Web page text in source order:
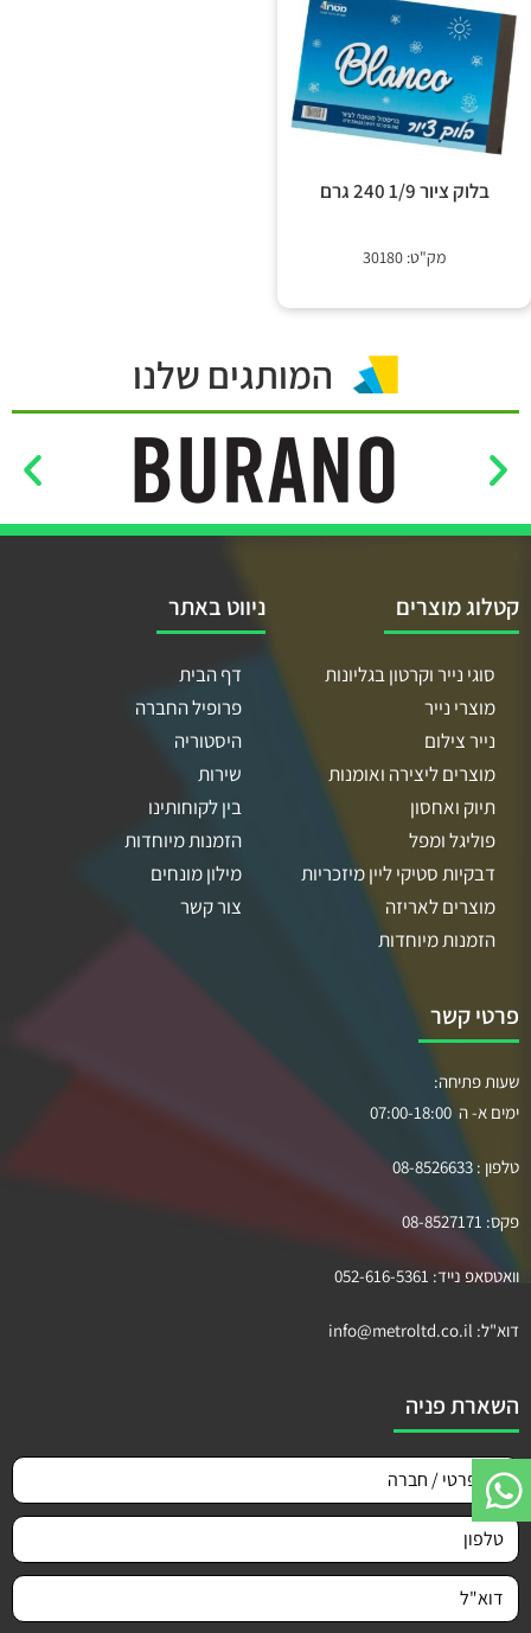
בלוק ציור 1/9 240 גרם
מק"ט: 30180
המותגים שלנו
קטלוג מוצרים
סוגי נייר וקרטון בגליונות
מוצרי נייר
נייר צילום
מוצרים ליצירה ואומנות
תיוק ואחסון
פוליגל ומפל
דבקיות סטיקי ליין מיזכריות
מוצרים לאריזה
הזמנות מיוחדות
ניווט באתר
דף הבית
פרופיל החברה
היסטוריה
שירות
בין לקוחותינו
הזמנות מיוחדות
מילון מונחים
צור קשר
פרטי קשר
שעות פתיחה:
ימים א- ה 07:00-18:00
טלפון : 08-8526633
פקס: 08-8527171
וואטסאפ נייד: 052-616-5361
דוא"ל: info@metroltd.co.il
השארת פניה